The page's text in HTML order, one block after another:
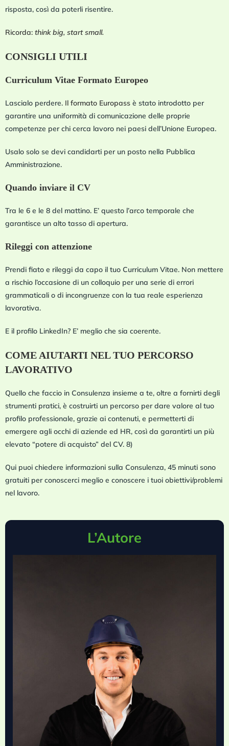
risposta, così da poterli risentire.
Ricorda: think big, start small.
CONSIGLI UTILI
Curriculum Vitae Formato Europeo
Lascialo perdere. Il formato Europass è stato introdotto per
garantire una uniformità di comunicazione delle proprie
competenze per chi cerca lavoro nei paesi dell’Unione Europea.
Usalo solo se devi candidarti per un posto nella Pubblica
Amministrazione.
Quando inviare il CV
Tra le 6 e le 8 del mattino. E’ questo l’arco temporale che
garantisce un alto tasso di apertura.
Rileggi con attenzione
Prendi fiato e rileggi da capo il tuo Curriculum Vitae. Non mettere
a rischio l’occasione di un colloquio per una serie di errori
grammaticali o di incongruenze con la tua reale esperienza
lavorativa.
E il profilo LinkedIn? E’ meglio che sia coerente.
COME AIUTARTI NEL TUO PERCORSO
LAVORATIVO
Quello che faccio in Consulenza insieme a te, oltre a fornirti degli
strumenti pratici, è costruirti un percorso per dare valore al tuo
profilo professionale, grazie ai contenuti, e permetterti di
emergere agli occhi di aziende ed HR, così da garantirti un più
elevato “potere di acquisto” del CV. 8)
Qui puoi chiedere informazioni sulla Consulenza, 45 minuti sono
gratuiti per conoscerci meglio e conoscere i tuoi obiettivi/problemi
nel lavoro.
L’Autore